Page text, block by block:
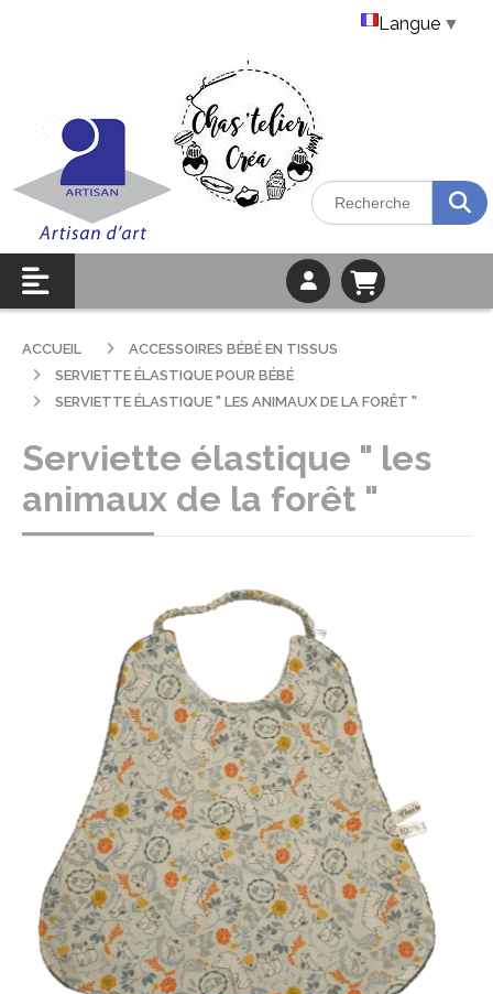
ACCUEIL
ACCESSOIRES BÉBÉ EN TISSUS
SERVIETTE ÉLASTIQUE POUR BÉBÉ
SERVIETTE ÉLASTIQUE " LES ANIMAUX DE LA FORÊT "
Serviette élastique " les
animaux de la forêt "
Langue ▼